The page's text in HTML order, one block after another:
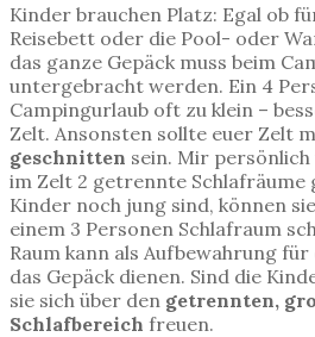
Kinder brauchen Platz: Egal ob
Reisebett oder die Pool- oder
das ganze Gepäck muss beim
untergebracht werden. Ein 4
Campingurlaub oft zu klein –
Zelt. Ansonsten sollte euer Zelt
geschnitten sein. Mir
im Zelt 2 getrennte Schlafräume
Kinder noch jung sind, können
einem 3 Personen Schlafraum
Raum kann als Aufbewahrung
das Gepäck dienen. Sind die
sie sich über den getrennten,
Schlafbereich freuen.